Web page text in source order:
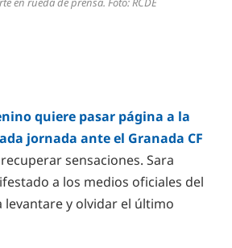
quiere pasar página a la
jornada ante el Granada CF
sensaciones. Sara
a los medios oficiales del
levantare y olvidar el último